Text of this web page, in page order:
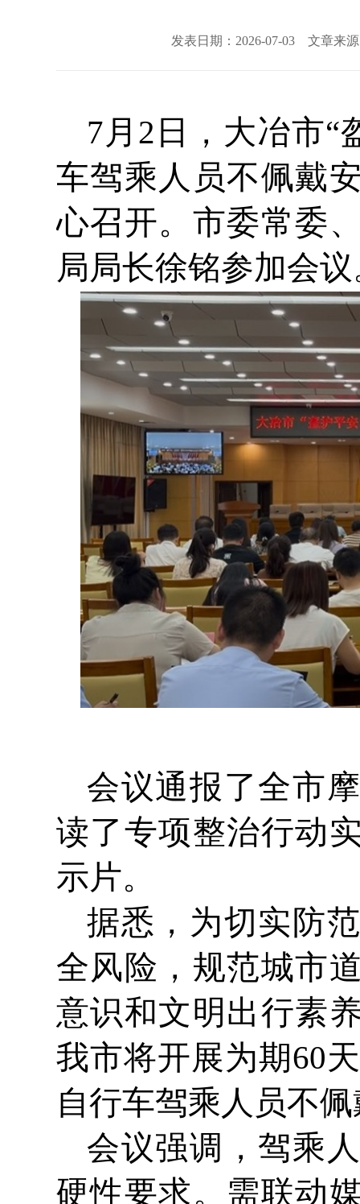
发表日期：2026-07-03 文章来
7月2日，大冶市“
车驾乘人员不佩戴
心召开。市委常委
局局长徐铭参加会
会议通报了全市
读了专项整治行动
示片。
据悉，为切实防
全风险，规范城市
意识和文明出行素
我市将开展为期60
自行车驾乘人员不
会议强调，驾乘
硬性要求。需联动